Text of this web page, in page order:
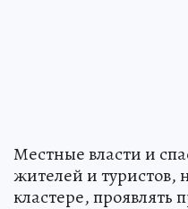
Местные власти и
жителей и туристов,
кластере, проявлять